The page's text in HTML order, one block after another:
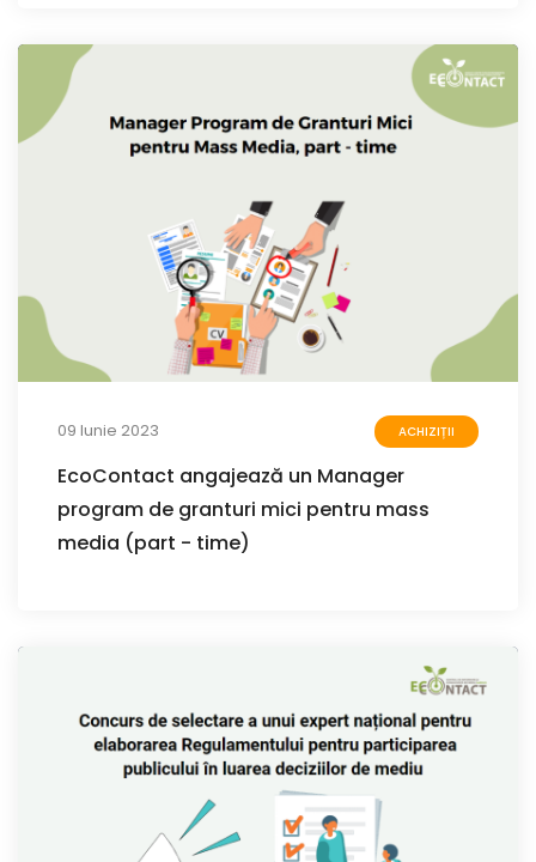
09 Iunie 2023 ACHIZIȚII
EcoContact angajează un Manager
program de granturi mici pentru mass
media (part - time)